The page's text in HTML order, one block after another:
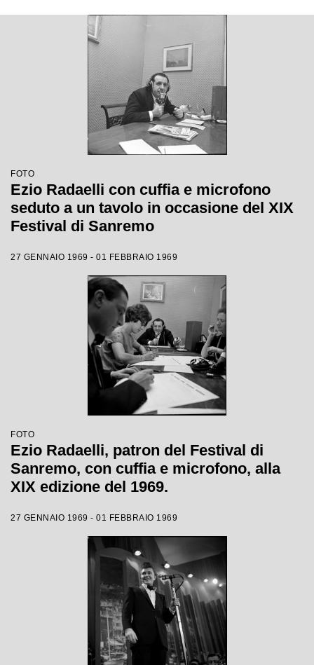
FOTO
Ezio Radaelli con cuffia e microfono
seduto a un tavolo in occasione del XIX
Festival di Sanremo
27 GENNAIO 1969 - 01 FEBBRAIO 1969
FOTO
Ezio Radaelli, patron del Festival di
Sanremo, con cuffia e microfono, alla
XIX edizione del 1969.
27 GENNAIO 1969 - 01 FEBBRAIO 1969